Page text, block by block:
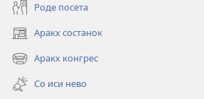
Роде посета
Аракх состанок
(opens
new
window)
Аракх конгрес
(opens
new
window)
Со иси нево